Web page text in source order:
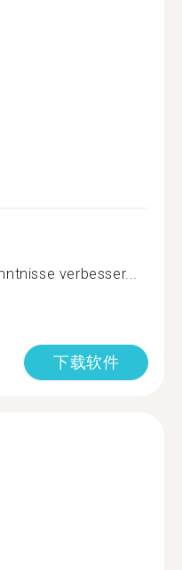
verbesser...
下载软件